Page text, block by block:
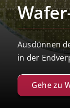
Ausdünnen
in der
Gehe zu